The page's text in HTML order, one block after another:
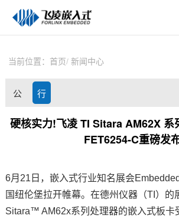
技术与支持
在线文档
关于飞凌
天猫商城
当前位置： 首页 新闻中心
公
司
行
业
硬核实力!飞凌 TI Sitara AM62X 系
FET6254-C重磅发
6月21日， 嵌入式行业知名展会
国纽伦堡拉开帷幕。在德州仪器（TI）的
Sitara™ AM62x系列处理器的嵌入式板卡